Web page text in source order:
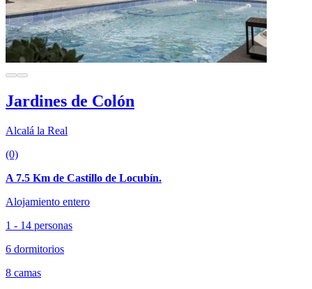
Jardines de Colón
Alcalá la Real
(0)
A 7.5 Km de Castillo de Locubín.
Alojamiento entero
1 - 14 personas
6 dormitorios
8 camas